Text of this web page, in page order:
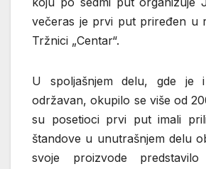
večeras je prvi put priređen u
Tržnici „Centar“.
U spoljašnjem delu, gde je
održavan, okupilo se više od
su posetioci prvi put imali
štandove u unutrašnjem delu
svoje proizvode